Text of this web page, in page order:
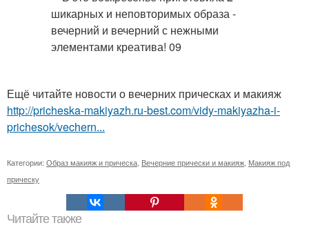
Ещё читайте новости о вечерних прическах и макияж
http://pricheska-makiyazh.ru-best.com/vidy-makiyazha-i-
prichesok/vechern...
Категории: Образ макияж и прическа Вечерние прически и макияж Макияж под
прическу
Читайте также